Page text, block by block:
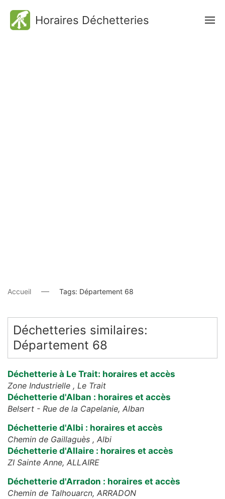
Horaires Déchetteries
Accueil Tags: Département 68
Déchetteries similaires:
Département 68
Déchetterie à Le Trait: horaires et accès
Zone Industrielle , Le Trait
Déchetterie d'Alban : horaires et accès
Belsert - Rue de la Capelanie, Alban
Déchetterie d'Albi : horaires et accès
Chemin de Gaillaguès , Albi
Déchetterie d'Allaire : horaires et accès
ZI Sainte Anne, ALLAIRE
Déchetterie d'Arradon : horaires et accès
Chemin de Talhouarcn, ARRADON